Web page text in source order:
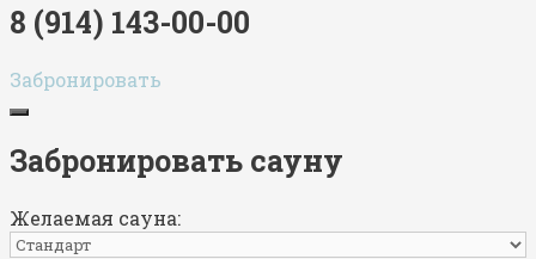
8 (914) 143-00-00
Забронировать
Забронировать сауну
Желаемая сауна: